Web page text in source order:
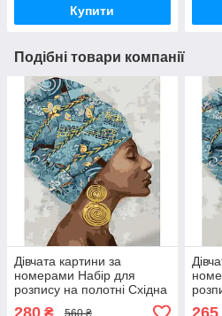
Купити
Подібні товари компанії
Дівчата картини за
номерами Набір для
розпису на полотні Східна
краса Живопис по
560 ₴